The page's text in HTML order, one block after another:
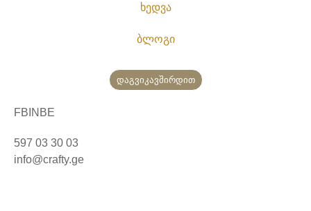
ხედვა
ბლოგი
დაგვიკავშირდით
FB IN BE
597 03 30 03
info@crafty.ge